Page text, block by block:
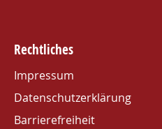
Rechtliches
Impressum
Datenschutzerklärung
Barrierefreiheit